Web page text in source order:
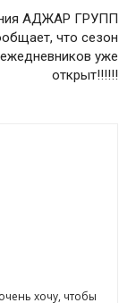
АДЖАР ГРУПП
что сезон
уже
открыт!!!!!!
хочу, чтобы